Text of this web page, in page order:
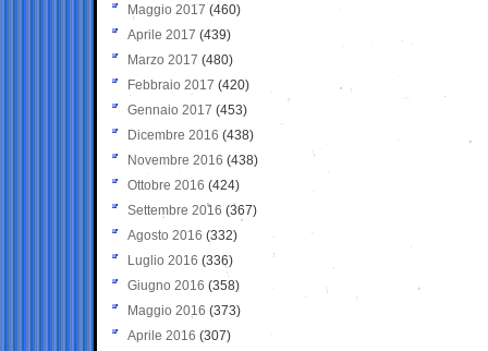
Maggio 2017 (460)
Aprile 2017 (439)
Marzo 2017 (480)
Febbraio 2017 (420)
Gennaio 2017 (453)
Dicembre 2016 (438)
Novembre 2016 (438)
Ottobre 2016 (424)
Settembre 2016 (367)
Agosto 2016 (332)
Luglio 2016 (336)
Giugno 2016 (358)
Maggio 2016 (373)
Aprile 2016 (307)